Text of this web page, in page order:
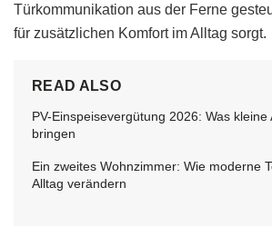
Türkommunikation aus der Ferne
für zusätzlichen Komfort im Alltag sorgt.
READ ALSO
PV-Einspeisevergütung 2026: Was kleine
bringen
Ein zweites Wohnzimmer: Wie moderne
Alltag verändern